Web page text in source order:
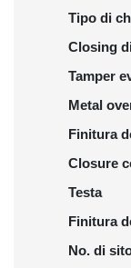
Tipo di
Closing
Tamper
Metal
Finitura
Closure
Testa
Finitura
No. di